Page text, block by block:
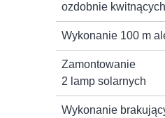
ozdobnie kwitnących
Wykonanie 100 m
Zamontowanie
2 lamp solarnych
Wykonanie